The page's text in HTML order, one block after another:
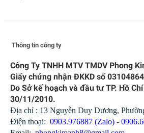
Thông tin công ty
Công Ty TNHH MTV TMDV Phong
Giấy chứng nhận ĐKKD số
Do Sở kế hoạch và đầu tư TP. Hồ
30/11/2010.
Địa chỉ : 13 Nguyễn Duy Dương,
Điện thoại: 0903.976887 (Zalo) -